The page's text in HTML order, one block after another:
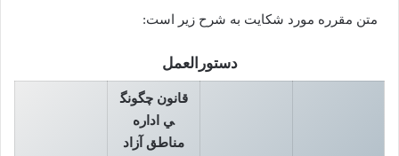
متن مقرره مورد شکايت به شرح زير است:
دستورالعمل
قانون چگونگ
ي اداره
مناطق آزاد